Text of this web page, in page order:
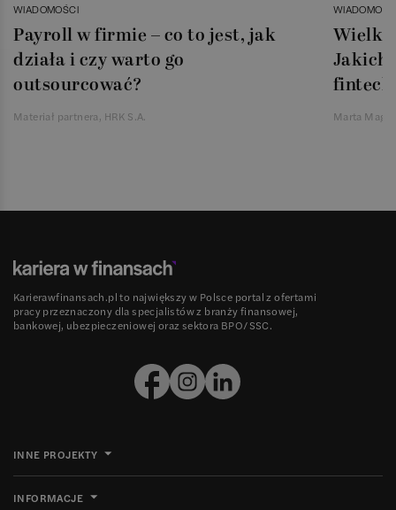
WIADOMOŚCI
Payroll w firmie – co to jest, jak
działa i czy warto go
outsourcować?
Materiał partnera, HRK S.A.
Jakich
Marta
Karierawfinansach.pl to największy w Polsce portal z ofertami
pracy przeznaczony dla specjalistów z branży finansowej,
bankowej, ubezpieczeniowej oraz sektora BPO/SSC.
INNE PROJEKTY
INFORMACJE